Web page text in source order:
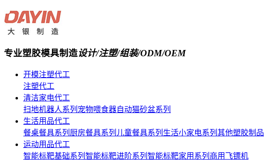
专业塑胶模具制造设计/注塑/组装/ODM/OEM
开模注塑代工
注塑代工
清洁家电代工
扫地机器人系列 宠物喂食器自动猫砂盆系列
生活用品代工
餐桌餐具系列 厨房餐具系列 儿童餐具系列 生活小家电系列 其他塑胶制品
运动用品代工
智能标靶基础系列 智能标靶进阶系列 智能标靶家用系列 商用飞镖机